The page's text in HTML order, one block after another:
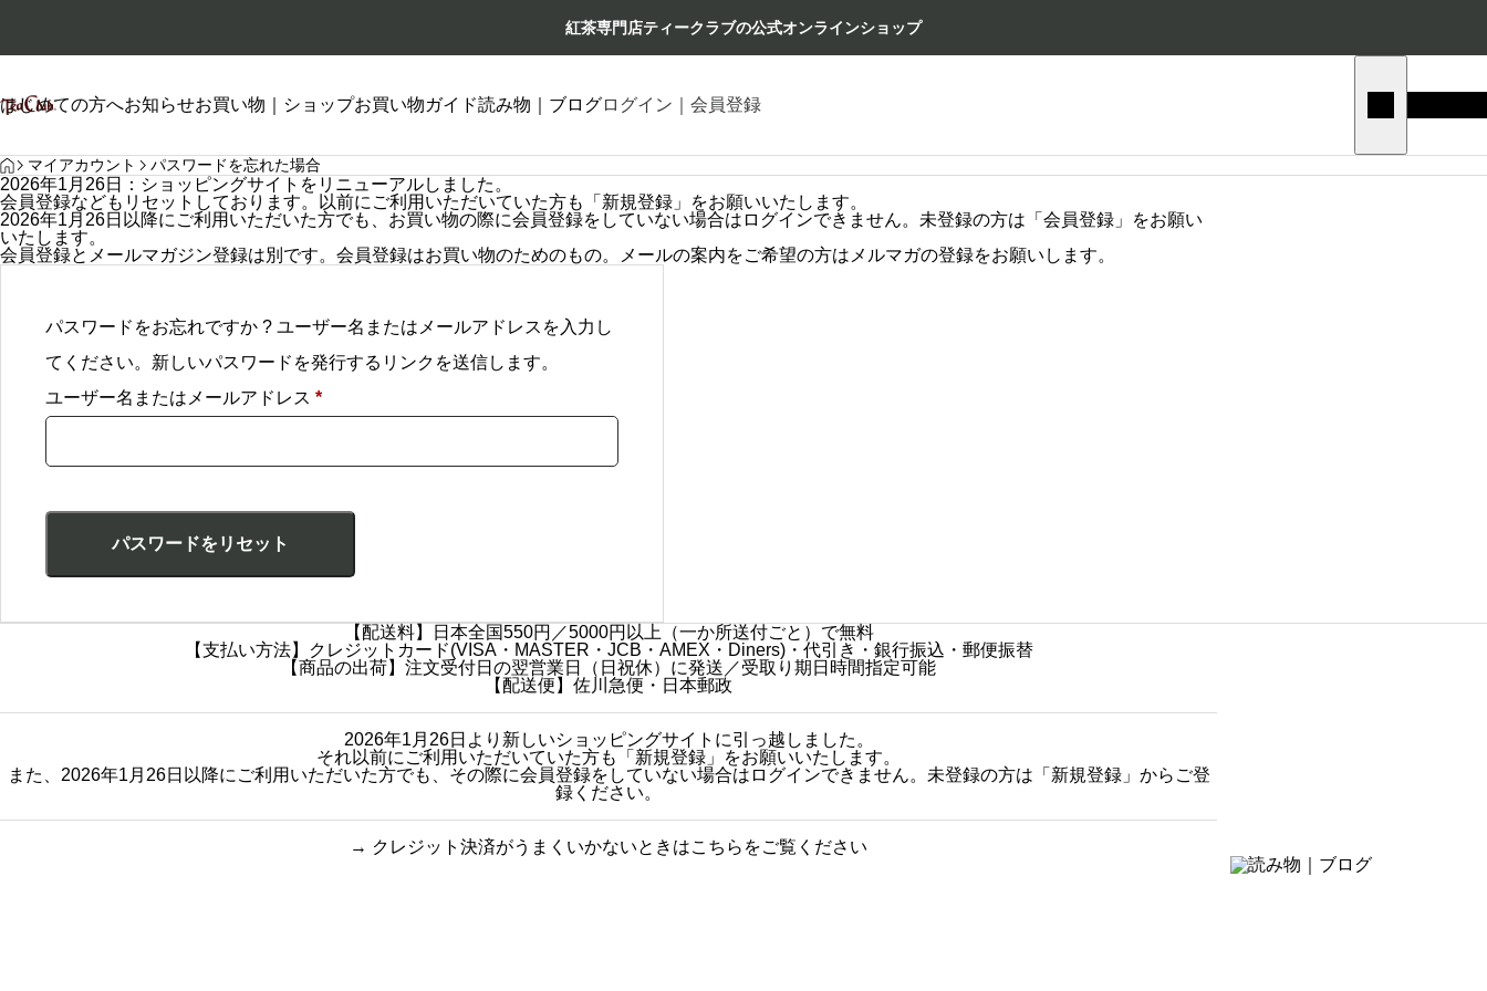
紅茶専門店ティークラブの公式オンラインショップ
はじめての方へお知らせお買い物｜ショップお買い物ガイド読み物｜ブログログイン｜会員登録
プロフィール
自己紹介
2026.01.26
2026.06.20
HOME
マイアカウント パスワードを忘れた場合
2026年1月26日：ショッピングサイトをリニューアルしました。
会員登録などもリセットしております。以前にご利用いただいていた方も「新規登録」をお願いいたします。
2026年1月26日以降にご利用いただいた方でも、お買い物の際に会員登録をしていない場合はログインできません。未登録の方は「会員登録」をお願い
いたします。
会員登録とメールマガジン登録は別です。会員登録はお買い物のためのもの。メールの案内をご希望の方は メルマガの登録をお願いします。
パスワードをお忘れですか ? ユーザー名またはメールアドレスを入力し
てください。新しいパスワードを発行するリンクを送信します。
ユーザー名またはメールアドレス *必
パスワードをリセット
【配送料】日本全国550円／5000円以上（一か所送付ごと）で無料
【支払い方法】クレジットカード(VISA・MASTER・JCB・AMEX・Diners)・代引き・銀行振込・郵便振替
【商品の出荷】注文受付日の翌営業日（日祝休）に発送／受取り期日時間指定可能
【配送便】佐川急便・日本郵政
2026年1月26日より新しいショッピングサイトに引っ越しました。
それ以前にご利用いただいていた方も「新規登録」をお願いいたします。
また、2026年1月26日以降にご利用いただいた方でも、その際に会員登録をしていない場合はログインできません。未登録の方は「新規登録」からご登
録ください。
→ クレジット決済がうまくいかないときはこちらをご覧ください